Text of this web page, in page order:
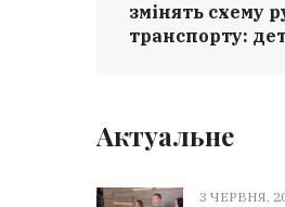
змінять схему
транспорту:
Актуальне
3 ЧЕРВНЯ,